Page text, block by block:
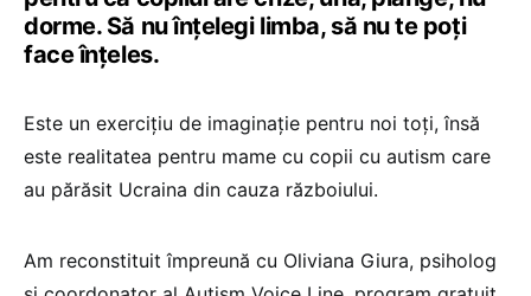
dorme. Să nu înțelegi limba, să nu te poți
face înțeles.
Este un exercițiu de imaginație pentru noi toți, însă
este realitatea pentru mame cu copii cu autism care
au părăsit Ucraina din cauza războiului.
Am reconstituit împreună cu Oliviana Giura, psiholog